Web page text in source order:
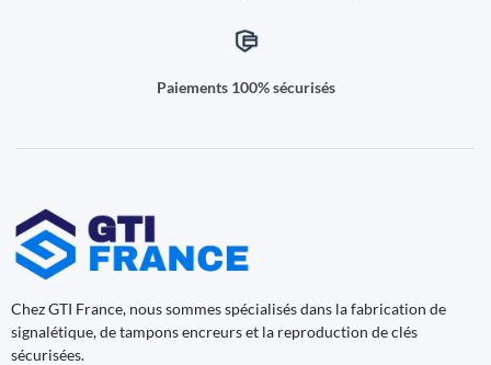
Paiements 100% sécurisés
Chez GTI France, nous sommes spécialisés dans la fabrication de
signalétique, de tampons encreurs et la reproduction de clés
sécurisées.